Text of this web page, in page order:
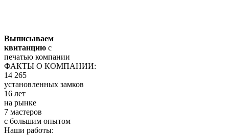
Выписываем
квитанцию с
печатью компании
ФАКТЫ О КОМПАНИИ:
14 265
установленных замков
16 лет
на рынке
7 мастеров
с большим опытом
Наши работы: